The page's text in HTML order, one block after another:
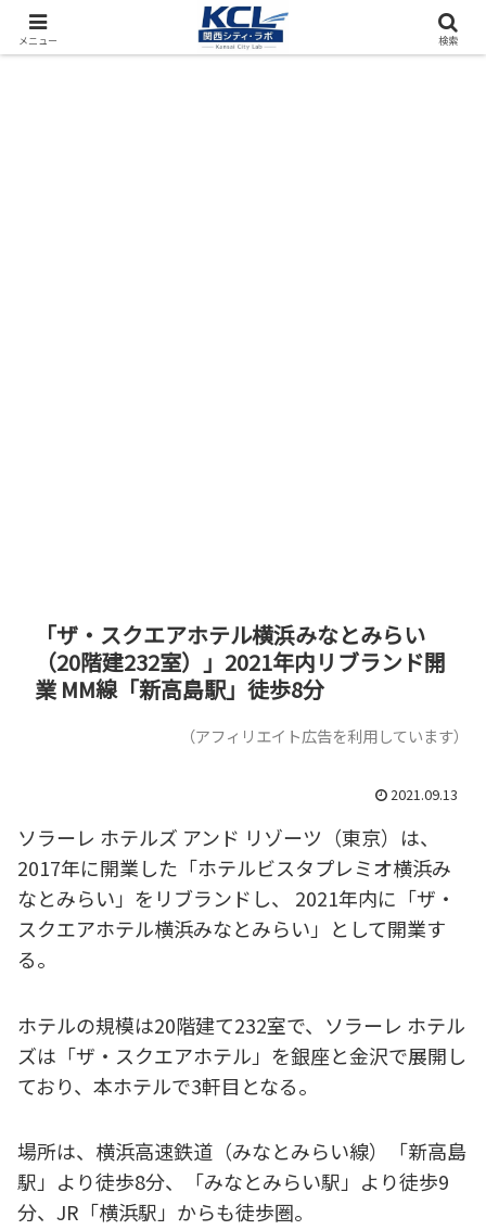
都市再開発をフィールド調査（累計アクセス数4000万PV）
「ザ・スクエアホテル横浜みなとみらい
（20階建232室）」2021年内リブランド開
業 MM線「新高島駅」徒歩8分
（アフィリエイト広告を利用しています）
2021.09.13
ソラーレ ホテルズ アンド リゾーツ（東京）は、
2017年に開業した「ホテルビスタプレミオ横浜み
なとみらい」をリブランドし、 2021年内に「ザ・
スクエアホテル横浜みなとみらい」として開業す
る。
ホテルの規模は20階建て232室で、ソラーレ ホテル
ズは「ザ・スクエアホテル」を銀座と金沢で展開し
ており、本ホテルで3軒目となる。
場所は、横浜高速鉄道（みなとみらい線）「新高島
駅」より徒歩8分、「みなとみらい駅」より徒歩9
分、JR「横浜駅」からも徒歩圏。
メニュー 検索